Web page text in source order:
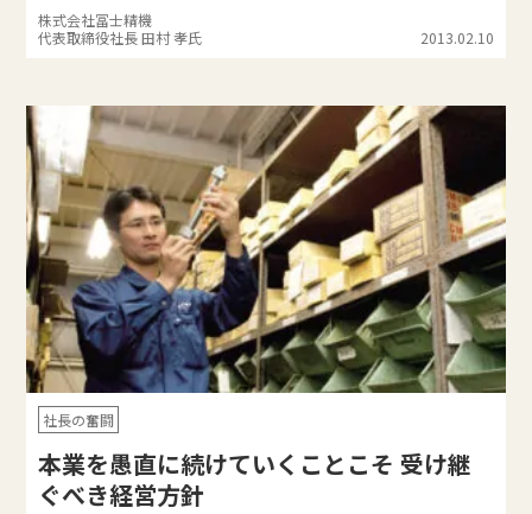
株式会社冨士精機
代表取締役社長 田村 孝氏
2013.02.10
社長の奮闘
本業を愚直に続けていくことこそ 受け継
ぐべき経営方針